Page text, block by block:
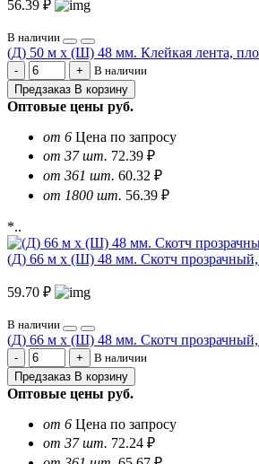
56.39 ₽
В наличии
(Д) 50 м х (Ш) 48 мм. Клейкая лента,
В наличии
Предзаказ В корзину
Оптовые цены руб.
от 6 Цена по запросу
от 37 шт. 72.39 ₽
от 361 шт. 60.32 ₽
от 1800 шт. 56.39 ₽
*..
(Д) 66 м х (Ш) 48 мм. Скотч
59.70 ₽
В наличии
(Д) 66 м х (Ш) 48 мм. Скотч
В наличии
Предзаказ В корзину
Оптовые цены руб.
от 6 Цена по запросу
от 37 шт. 72.24 ₽